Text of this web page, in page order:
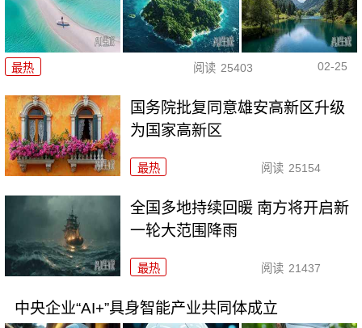
最热 阅读 25403 02-25
国务院批复同意雄安高新区升级
为国家高新区
最热 阅读 25154
全国多地持续回暖 南方将开启新
一轮大范围降雨
最热 阅读 21437
中央企业“AI+”具身智能产业共同体成立